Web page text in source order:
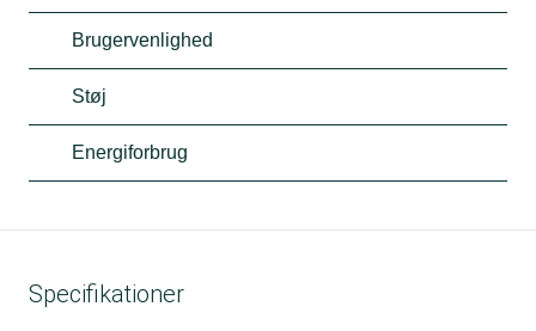
Brugervenlighed
Støj
Energiforbrug
Specifikationer